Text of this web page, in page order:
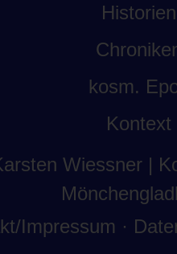
Historien
kosm.
Kontext
Wiessner |
Impressum ·